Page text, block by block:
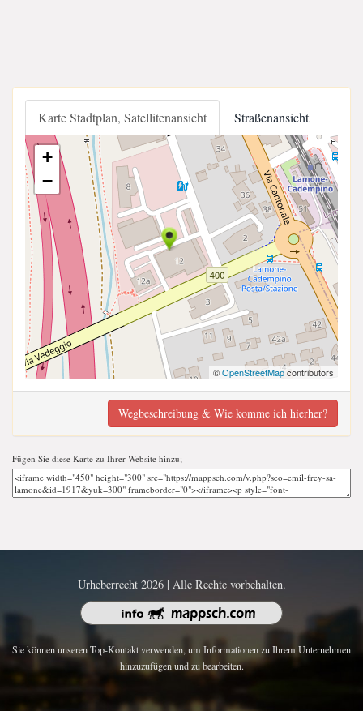
Karte Stadtplan, Satellitenansicht Straßenansicht
+
−
©OpenStreetMapcontributors
Wegbeschreibung & Wie komme ich hierher?
Fügen Sie diese Karte zu Ihrer Website hinzu;
Urheberrecht 2026 | Alle Rechte vorbehalten.
Sie können unseren Top-Kontakt verwenden, um Informationen zu Ihrem Unternehmen
hinzuzufügen und zu bearbeiten.